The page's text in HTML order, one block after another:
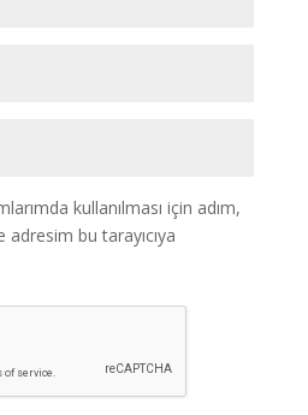
kullanılması için adım,
bu tarayıcıya